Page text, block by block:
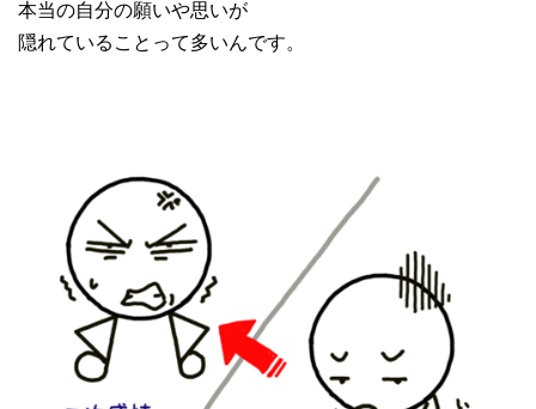
本当の自分の願いや思いが
隠れていることって多いんです。